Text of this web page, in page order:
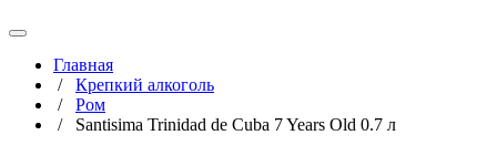
Главная
/ Крепкий алкоголь
/ Ром
/ Santisima Trinidad de Cuba 7 Years Old 0.7 л